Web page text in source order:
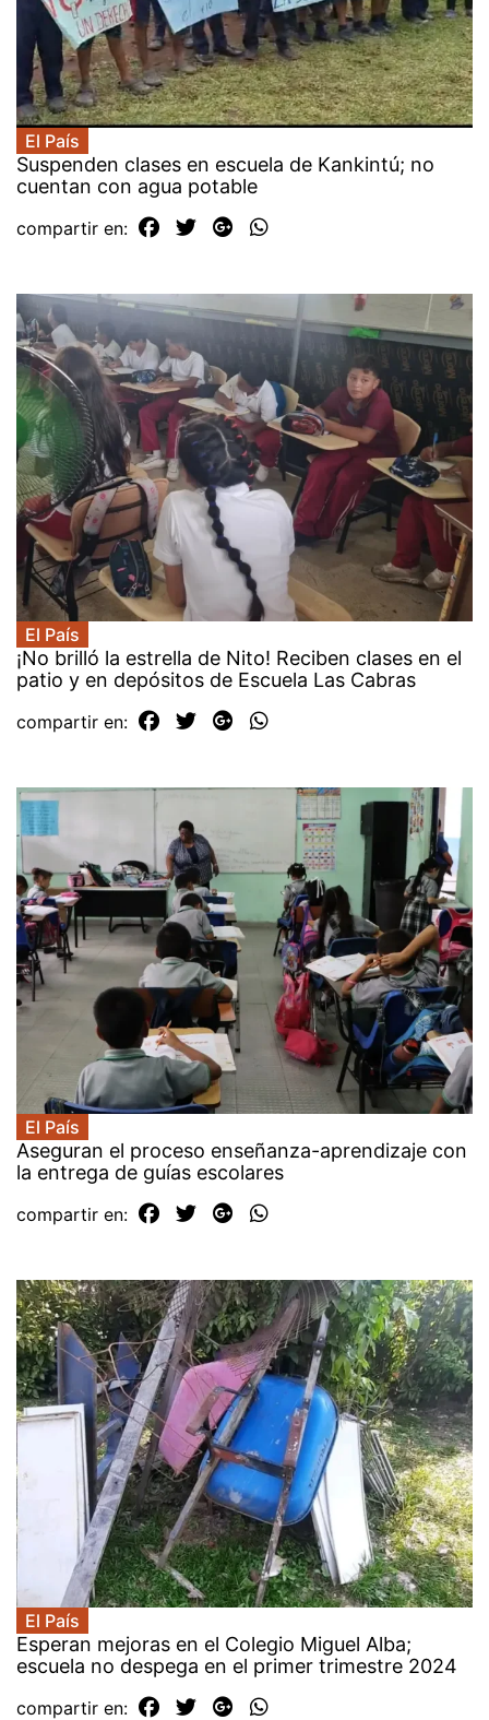
El País
Suspenden clases en escuela de Kankintú; no
cuentan con agua potable
compartir en:
El País
¡No brilló la estrella de Nito! Reciben clases en el
patio y en depósitos de Escuela Las Cabras
compartir en:
El País
Aseguran el proceso enseñanza-aprendizaje con
la entrega de guías escolares
compartir en:
El País
Esperan mejoras en el Colegio Miguel Alba;
escuela no despega en el primer trimestre 2024
compartir en: